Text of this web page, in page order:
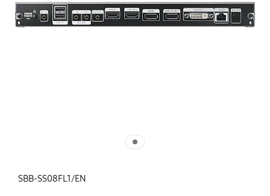
SBB-SS08FL1/EN